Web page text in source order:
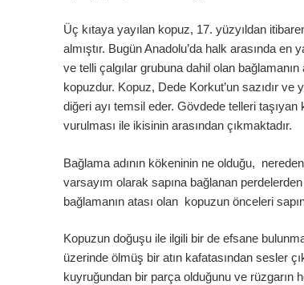
Üç kıtaya yayılan kopuz, 17. yüzyıldan
almıştır. Bugün Anadolu’da halk arasında en
ve telli çalgılar grubuna dahil olan
kopuzdur. Kopuz, Dede Korkut’un sazıdır ve
diğeri ayı temsil eder. Gövdede telleri
vurulması ile ikisinin arasından çıkmaktadır.
Bağlama adının kökeninin ne olduğu,
varsayım olarak sapına bağlanan
bağlamanın atası olan kopuzun önceleri
Kopuzun doğuşu ile ilgili bir de efsane
üzerinde ölmüş bir atın kafatasından sesler
kuyruğundan bir parça olduğunu ve rüzgarın